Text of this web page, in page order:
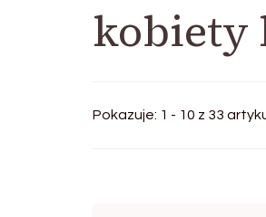
kobiety
Pokazuje: 1 - 10 z 33